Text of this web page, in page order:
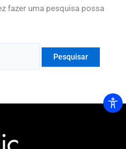
fazer uma pesquisa possa